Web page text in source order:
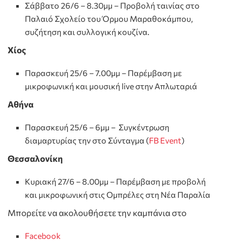
Σάββατο 26/6 – 8.30μμ – Προβολή ταινίας στο
Παλαιό Σχολείο του Όρμου Μαραθοκάμπου,
συζήτηση και συλλογική κουζίνα.
Χίος
Παρασκευή 25/6 – 7.00μμ – Παρέμβαση με
μικροφωνική και μουσική live στην Απλωταριά
Αθήνα
Παρασκευή 25/6 – 6μμ – Συγκέντρωση
διαμαρτυρίας την στο Σύνταγμα (FB Event)
Θεσσαλονίκη
Κυριακή 27/6 – 8.00μμ – Παρέμβαση με προβολή
και μικροφωνική στις Ομπρέλες στη Νέα Παραλία
Μπορείτε να ακολουθήσετε την καμπάνια στo
Facebook